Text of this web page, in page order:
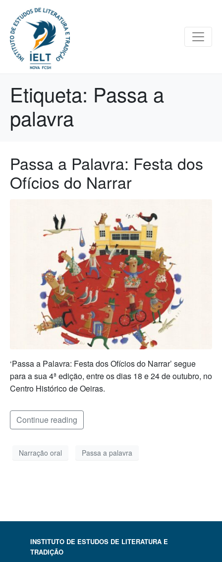
Etiqueta: Passa a
palavra
Passa a Palavra: Festa dos
Ofícios do Narrar
‘Passa a Palavra: Festa dos Ofícios do Narrar’ segue
para a sua 4ª edição, entre os dias 18 e 24 de outubro, no
Centro Histórico de Oeiras.
Continue reading
Narração oral Passa a palavra
INSTITUTO DE ESTUDOS DE LITERATURA E
TRADIÇÃO